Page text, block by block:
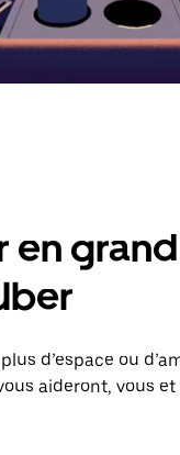
en
d’espace ou
aideront, vous